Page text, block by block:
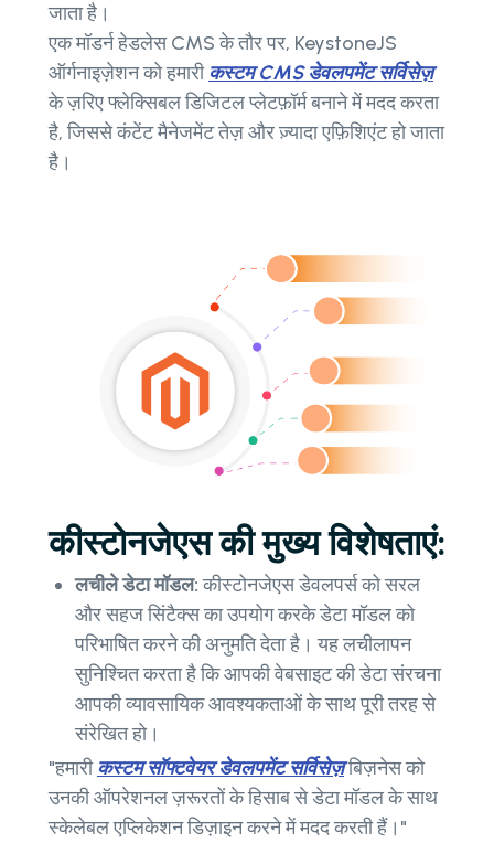
जाता है।
एक मॉडर्न हेडलेस CMS के तौर पर, KeystoneJS
ऑर्गनाइज़ेशन को हमारीकस्टम CMS डेवलपमेंट सर्विसेज़
के ज़रिए फ्लेक्सिबल डिजिटल प्लेटफ़ॉर्म बनाने में मदद करता
है, जिससे कंटेंट मैनेजमेंट तेज़ और ज़्यादा एफ़िशिएंट हो जाता
है।
कीस्टोनजेएस की मुख्य विशेषताएं:
लचीले डेटा मॉडल:कीस्टोनजेएस डेवलपर्स को सरल
और सहज सिंटैक्स का उपयोग करके डेटा मॉडल को
परिभाषित करने की अनुमति देता है। यह लचीलापन
सुनिश्चित करता है कि आपकी वेबसाइट की डेटा संरचना
आपकी व्यावसायिक आवश्यकताओं के साथ पूरी तरह से
संरेखित हो।
"हमारीकस्टम सॉफ्टवेयर डेवलपमेंट सर्विसेज़बिज़नेस को
उनकी ऑपरेशनल ज़रूरतों के हिसाब से डेटा मॉडल के साथ
स्केलेबल एप्लिकेशन डिज़ाइन करने में मदद करती हैं।"